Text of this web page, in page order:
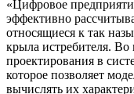
«Цифровое
эффективно
относящиеся к так
крыла истребителя. Во
проектирования в
которое позволяет
вычислять их